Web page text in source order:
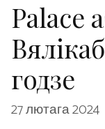
Palace
годзе
27 лютага 2024